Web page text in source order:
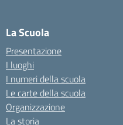
La Scuola
Presentazione
I luoghi
I numeri della scuola
Le carte della scuola
Organizzazione
La storia